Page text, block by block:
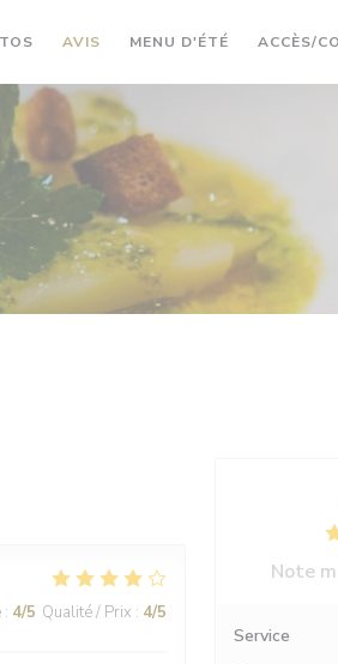
AVIS MENU D'ÉTÉ((OUVRE
ACCÈS/
: 4/5 Qualité / Prix : 4/5
Note
Service